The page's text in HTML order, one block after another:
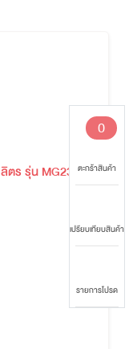
0
ตะกร้าสินค้า
เปรียบเทียบสินค้า
รายการโปรด
ตร รุ่น MG23K35